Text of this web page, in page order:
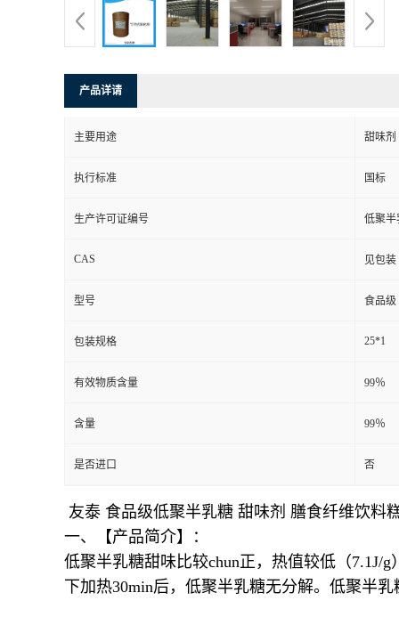
产品详请
主要用途 甜味剂
执行标准 国标
生产许可证编号 低聚半
CAS 见包装
型号 食品级
包装规格 25*1
有效物质含量 99％
含量 99％
是否进口 否
友泰 食品级低聚半乳糖 甜味剂 膳食纤维饮料
一、【产品简介】：
低聚半乳糖甜味比较chun正，热值较低（7.1J/
下加热30min后，低聚半乳糖无分解。低聚半